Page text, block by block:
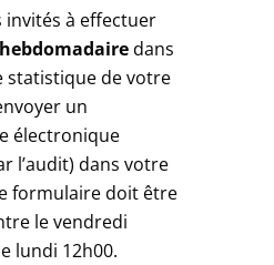
invités à effectuer
dans
statistique de votre
un
électronique
l’audit) dans votre
formulaire doit être
le vendredi
lundi 12h00.